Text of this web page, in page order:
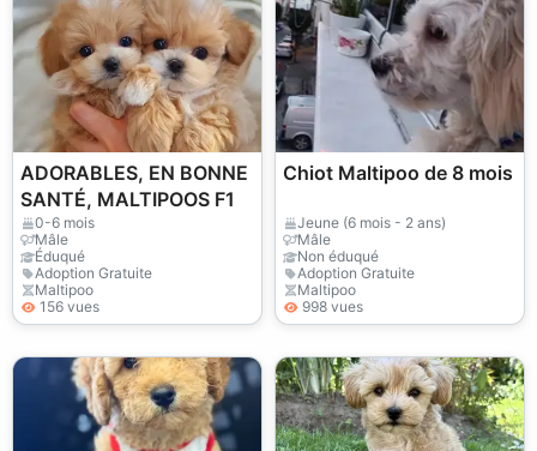
ADORABLES, EN BONNE
SANTÉ, MALTIPOOS F1
0-6 mois
Mâle
Éduqué
Adoption Gratuite
Maltipoo
156 vues
Chiot Maltipoo de 8 mois
Jeune (6 mois - 2 ans)
Mâle
Non éduqué
Adoption Gratuite
Maltipoo
998 vues